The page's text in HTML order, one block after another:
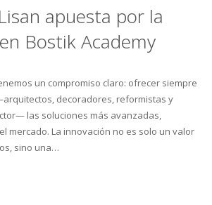
apuesta por la
Bostik Academy
un compromiso claro: ofrecer siempre
decoradores, reformistas y
las soluciones más avanzadas,
mercado. La innovación no es solo un valor
sino una…